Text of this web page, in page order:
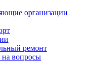
организации
ремонт
вопросы